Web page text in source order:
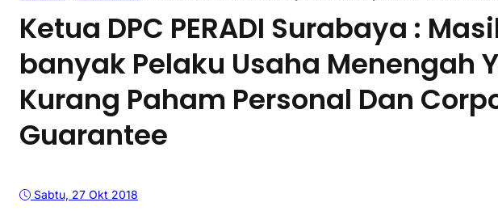
Ketua DPC PERADI Surabaya :
banyak Pelaku Usaha Menengah
Kurang Paham Personal Dan
Guarantee
Sabtu, 27 Okt 2018